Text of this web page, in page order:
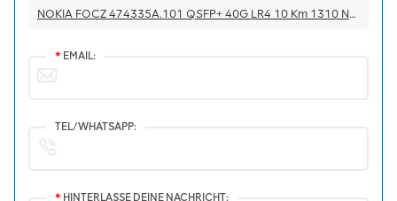
NOKIA FOCZ 474335A.101 QSFP+ 40G LR4 10 Km 1310 Nm SM FTL4C1QM2C-NN Transceiver
* EMAIL:
TEL/WHATSAPP:
* HINTERLASSE DEINE NACHRICHT: